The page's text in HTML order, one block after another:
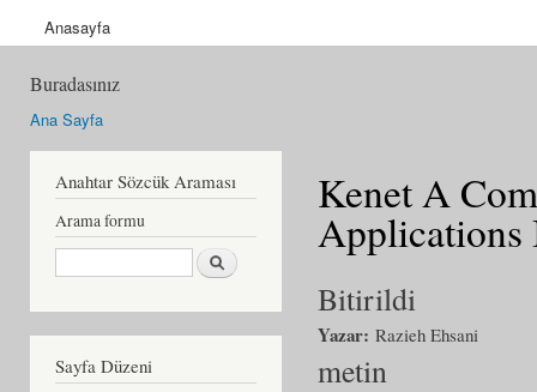
Anasayfa
Buradasınız
Ana Sayfa
Anahtar Sözcük Araması
Arama formu
Ara
Sayfa Düzeni
Kenet A
Applications
Bitirildi
Yazar: Razieh Ehsani
metin